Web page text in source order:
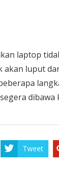
laptop
luput
Tweet